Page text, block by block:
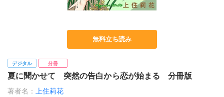
無料立ち読み
デジタル 分冊
夏に聞かせて 突然の告白から恋が始まる 分冊版
著者名： 上住莉花